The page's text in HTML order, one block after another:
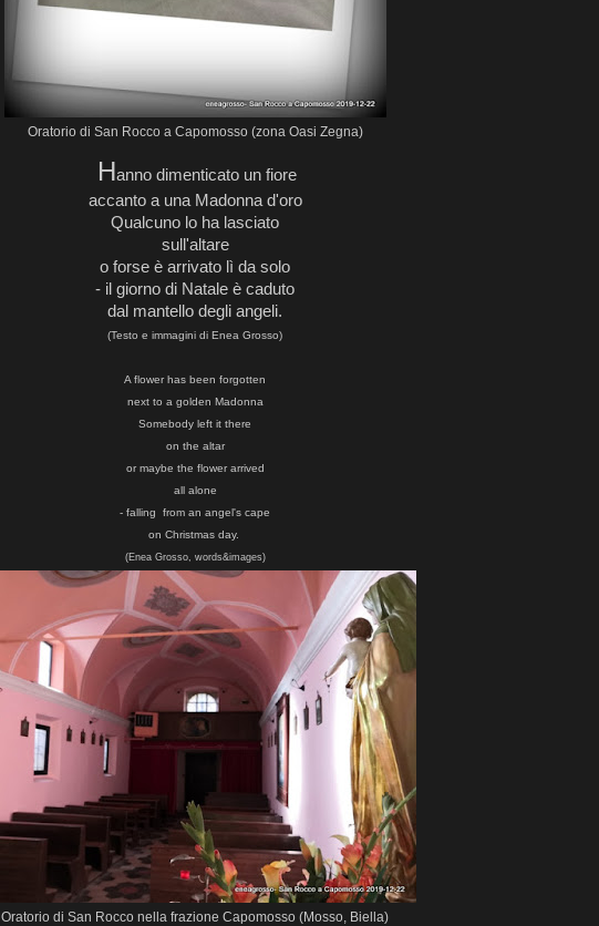
Oratorio di San Rocco a Capomosso (zona Oasi Zegna)
Hanno dimenticato un fiore
accanto a una Madonna d'oro
Qualcuno lo ha lasciato
sull'altare
o forse è arrivato lì da solo
- il giorno di Natale è caduto
dal mantello degli angeli.
(Testo e immagini di Enea Grosso)
A flower has been forgotten
next to a golden Madonna
Somebody left it there
on the altar
or maybe the flower arrived
all alone
- falling from an angel's cape
on Christmas day.
(Enea Grosso, words&images)
Oratorio di San Rocco nella frazione Capomosso (Mosso, Biella)